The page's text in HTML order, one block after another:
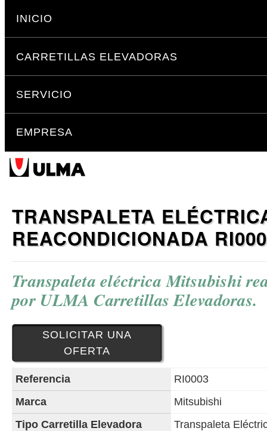
Saltar
a
navegación
INICIO
CARRETILLAS ELEVADORAS
SERVICIO
EMPRESA
TRANSPALETA
REACONDICIONADA
Transpaleta eléctrica Mitsubishi
por ULMA Carretillas Elevadoras.
SOLICITAR UNA
OFERTA
Referencia
RI0003
Marca
Mitsubishi
Tipo Carretilla Elevadora
Transpaleta